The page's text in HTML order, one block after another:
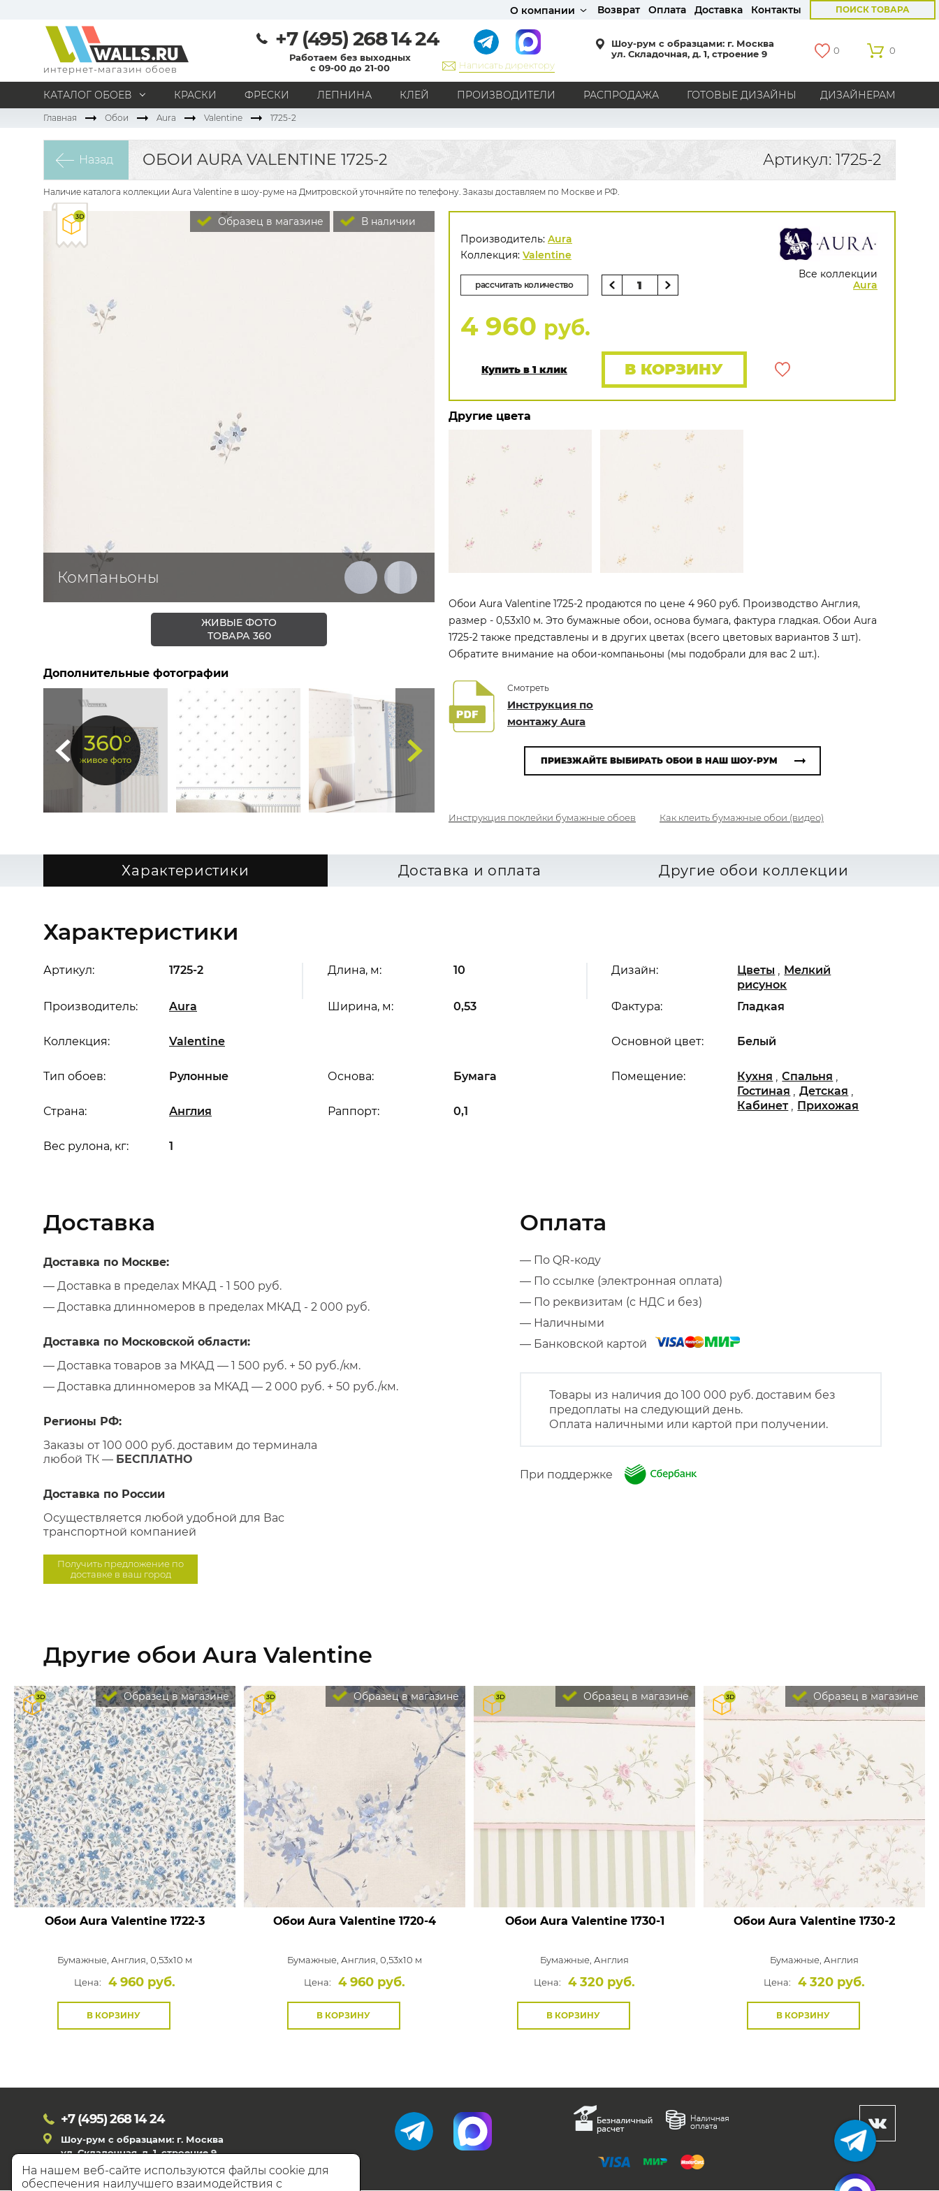
О компании Возврат Оплата Доставка Контакты ПОИСК ТОВАРА
интернет-магазин обоев
+7 (495) 268 14 24
Работаем без выходных
с 09-00 до 21-00
Написать директору
Шоу-рум с образцами: г. Москва
ул. Складочная, д. 1, строение 9
0 0
КАТАЛОГ ОБОЕВ КРАСКИ ФРЕСКИ ЛЕПНИНА КЛЕЙ ПРОИЗВОДИТЕЛИ РАСПРОДАЖА ГОТОВЫЕ ДИЗАЙНЫ ДИЗАЙНЕРАМ
МАТЕРИАЛ
Под покраску
Натуральные
Флизелиновые
Виниловые
Бумажные
Текстильные
Кантри
Модерн Прованс Хай-тек
Лофт
Классика
Английский стиль
Америка
Англия Бельгия
Германия
Голландия
Россия Все страны
ПОМЕЩЕНИЕ
Кабинет
Гостиная
РИСУНОК
Граффити
Карта мира
С надписями
Однотонные
Цветы
Дамаск
Все рисунки
БРЕНДЫ
Aura
Bernardo Bartalucci
Zambaiti
AS Creation
Hygge Roll
ПОКАЗАТЬ ВСЕ ОБОИ
Главная Обои Aura Valentine 1725-2
Назад ОБОИ AURA VALENTINE 1725-2 Артикул: 1725-2
Наличие каталога коллекции Aura Valentine в шоу-руме на Дмитровской уточняйте по телефону. Заказы доставляем по Москве и РФ.
В наличии
Образец в магазине
Компаньоны
ЖИВЫЕ ФОТО
ТОВАРА 360
Дополнительные фотографии
Все коллекции
Aura
Производитель: Aura
Коллекция: Valentine
рассчитать количество
4 960 руб.
Купить в 1 клик В КОРЗИНУ
Другие цвета
Обои Aura Valentine 1725-2 продаются по цене 4 960 руб. Производство Англия,
размер - 0,53x10 м. Это бумажные обои, основа бумага, фактура гладкая. Обои Aura
1725-2 также представлены и в других цветах (всего цветовых вариантов 3 шт).
Обратите внимание на обои-компаньоны (мы подобрали для вас 2 шт.).
Смотреть
Инструкция по
монтажу Aura
ПРИЕЗЖАЙТЕ ВЫБИРАТЬ ОБОИ В НАШ ШОУ-РУМ
Инструкция поклейки бумажные обоев Как клеить бумажные обои (видео)
Характеристики Доставка и оплата Другие обои коллекции
Характеристики
Артикул: 1725-2
Производитель: Aura
Коллекция: Valentine
Длина, м: 10
Ширина, м: 0,53
Вес рулона, кг: 1
Раппорт: 0,1
Основной цвет: Белый
Дизайн: Цветы , Мелкий
рисунок
Основа: Бумага Помещение: Кухня ,Спальня ,
Гостиная ,Детская ,
Кабинет , Прихожая
Страна: Англия
Тип обоев: Рулонные
Фактура: Гладкая
Доставка
Доставка по Москве:
— Доставка в пределах МКАД - 1 500 руб.
— Доставка длинномеров в пределах МКАД - 2 000 руб.
Доставка по Московской области:
— Доставка товаров за МКАД — 1 500 руб. + 50 руб./км.
— Доставка длинномеров за МКАД — 2 000 руб. + 50 руб./км.
Регионы РФ:
Заказы от 100 000 руб. доставим до терминала
любой ТК — БЕСПЛАТНО
Доставка по России
Осуществляется любой удобной для Вас
транспортной компанией
Получить предложение по
доставке в ваш город
Оплата
— По QR-коду
— По ссылке (электронная оплата)
— По реквизитам (с НДС и без)
— Наличными
— Банковской картой
Товары из наличия до 100 000 руб. доставим без
предоплаты на следующий день.
Оплата наличными или картой при получении.
При поддержке
Другие обои Aura Valentine
Образец в магазине
Обои Aura Valentine 1722-3
Бумажные, Англия, 0,53x10 м
Цена:
4 960 руб.
В КОРЗИНУ
Образец в магазине
Обои Aura Valentine 1720-4
Бумажные, Англия, 0,53x10 м
Цена:
4 960 руб.
В КОРЗИНУ
Образец в магазине
Обои Aura Valentine1730-1
Бумажные, Англия
Цена:
4 320 руб.
В КОРЗИНУ
Образец в магазине
Обои Aura Valentine 1730-2
Бумажные, Англия
Цена:
4 320 руб.
В КОРЗИНУ
+7 (495)268 14 24
Шоу-рум с образцами: г. Москва
ул. Складочная, д. 1, строение 9
На нашем веб-сайте используются файлы cookie для
обеспечения наилучшего взаимодействия с